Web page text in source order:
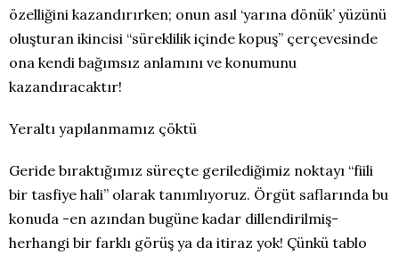
özelliğini kazandırırken; onun asıl ‘yarına dönük’ yüzünü
oluşturan ikincisi “süreklilik içinde kopuş” çerçevesinde
ona kendi bağımsız anlamını ve konumunu
kazandıracaktır!
Yeraltı yapılanmamız çöktü
Geride bıraktığımız süreçte gerilediğimiz noktayı “fiili
bir tasfiye hali” olarak tanımlıyoruz. Örgüt saflarında bu
konuda -en azından bugüne kadar dillendirilmiş-
herhangi bir farklı görüş ya da itiraz yok! Çünkü tablo